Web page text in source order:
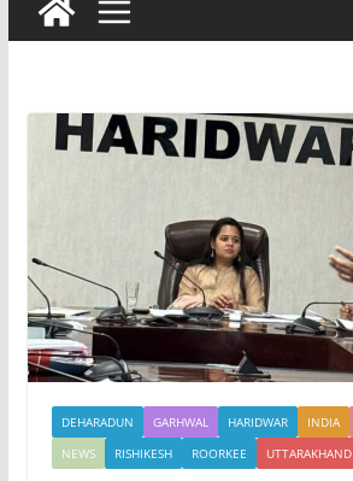
DEHARADUN GARHWAL HARIDWAR INDIA
NEWS
RISHIKESH ROORKEE UTTARAKHAND